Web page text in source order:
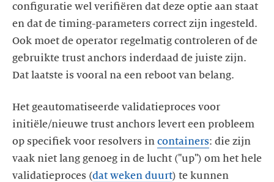
configuratie wel verifiëren dat deze optie aan staat
en dat de timing-parameters correct zijn ingesteld.
Ook moet de operator regelmatig controleren of de
gebruikte trust anchors inderdaad de juiste zijn.
Dat laatste is vooral na een reboot van belang.
Het geautomatiseerde validatieproces voor
initiële/nieuwe trust anchors levert een probleem
op specifiek voor resolvers in containers: die zijn
vaak niet lang genoeg in de lucht ("up") om het hele
validatieproces (dat weken duurt) te kunnen